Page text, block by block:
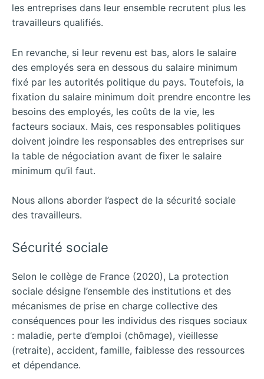
les entreprises dans leur ensemble recrutent plus les
travailleurs qualifiés.
En revanche, si leur revenu est bas, alors le salaire
des employés sera en dessous du salaire minimum
fixé par les autorités politique du pays. Toutefois, la
fixation du salaire minimum doit prendre encontre les
besoins des employés, les coûts de la vie, les
facteurs sociaux. Mais, ces responsables politiques
doivent joindre les responsables des entreprises sur
la table de négociation avant de fixer le salaire
minimum qu’il faut.
Nous allons aborder l’aspect de la sécurité sociale
des travailleurs.
Sécurité sociale
Selon le collège de France (2020), La protection
sociale désigne l’ensemble des institutions et des
mécanismes de prise en charge collective des
conséquences pour les individus des risques sociaux
: maladie, perte d’emploi (chômage), vieillesse
(retraite), accident, famille, faiblesse des ressources
et dépendance.